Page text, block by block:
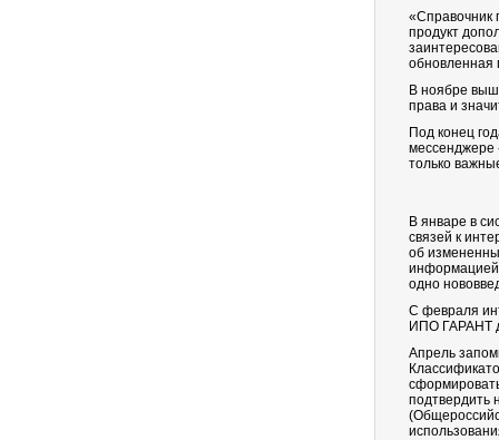
продукт
обновленная
В ноябре
права и
Под конец
мессенджере
только
В январе в
связей к
об
одно
С февраля
ИПО ГАРАНТ
Апрель
подтвердить